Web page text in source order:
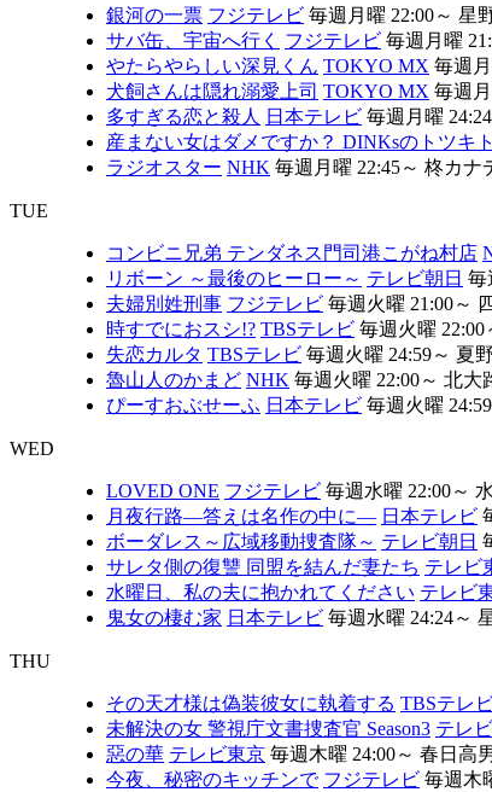
銀河の一票 フジテレビ 毎週月曜 22:00～ 星
サバ缶、宇宙へ行く
フジテレビ 毎週月曜
やたらやらしい深見くん TOKYO MX 毎週
犬飼さんは隠れ溺愛上司 TOKYO MX 毎週
多すぎる恋と殺人 日本テレビ 毎週月曜
産まない女はダメですか？ DINKsのトツキ
ラジオスター NHK 毎週月曜 22:45～ 柊カナ
TUE
コンビニ兄弟 テンダネス門司港こがね村店
リボーン ～最後のヒーロー～ テレビ朝日 毎
夫婦別姓刑事 フジテレビ 毎週火曜 21:00～
時すでにおスシ!? TBSテレビ 毎週火曜 22:00
失恋カルタ TBSテレビ 毎週火曜 24:59～ 夏
魯山人のかまど NHK 毎週火曜 22:00～ 北大
ぴーすおぶせーふ 日本テレビ 毎週火曜
WED
LOVED ONE フジテレビ 毎週水曜 22:00～
月夜行路―答えは名作の中に― 日本テレビ
ボーダレス～広域移動捜査隊～ テレビ朝日
サレタ側の復讐 同盟を結んだ妻たち テレビ
水曜日、私の夫に抱かれてください テレビ
鬼女の棲む家 日本テレビ 毎週水曜 24:24～
THU
その天才様は偽装彼女に執着する TBSテレ
未解決の女 警視庁文書捜査官 Season3 テレ
惡の華 テレビ東京 毎週木曜 24:00～ 春日高
今夜、秘密のキッチンで フジテレビ 毎週木